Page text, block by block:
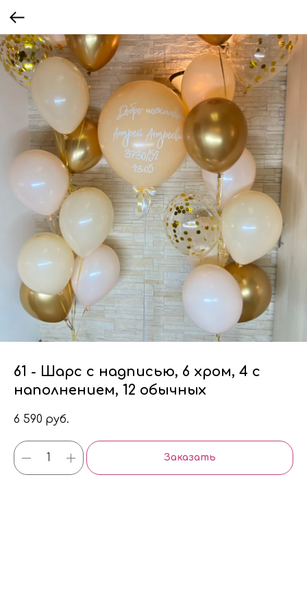
61 - Шарс с надписью, 6 хром, 4 с
наполнением, 12 обычных
6 590 руб.
Заказать